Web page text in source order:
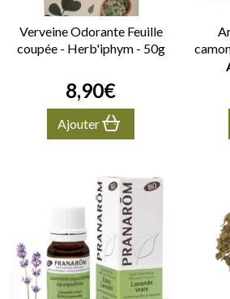
Verveine Odorante Feuille
coupée - Herb'iphym - 50g
8,90€
Ajouter